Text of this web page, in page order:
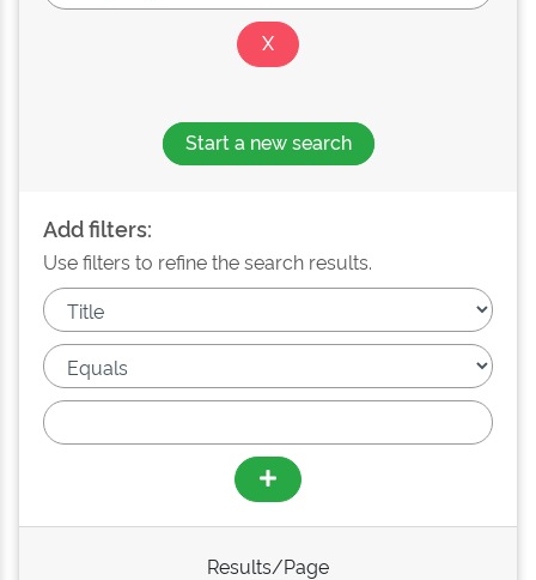
Start a new search
Add filters:
Use filters to refine the search results.
Results/Page